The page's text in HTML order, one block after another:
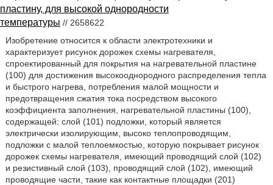
пластину, для высокой однородности
температуры // 2658622
Изобретение относится к области электротехники и
характеризует рисунок дорожек схемы нагревателя,
спроектированный для покрытия на нагревательной пластине
(100) для достижения высокооднородного распределения тепла
и быстрого нагрева, потребления малой мощности и
предотвращения сжатия тока посредством высокого
коэффициента заполнения, нагревательной пластины (100),
содержащей: слой (101) подложки, который является
электрически изолирующим, высоко теплопроводящим,
подложки с малой теплоемкостью, которую покрывает рисунок
дорожек схемы нагревателя, имеющий проводящий слой (102)
и резистивный слой (103), проводящий слой (102), имеющий
проводящие части, такие как контактные площадки (201)